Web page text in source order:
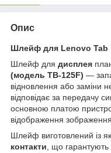
Опис
Шлейф для Lenovo Tab
Шлейф для дисплея
(модель TB-125F) —
відновлення або заміни
відповідає за передачу
основною платою
відображення
Шлейф виготовлений із
контакти , що